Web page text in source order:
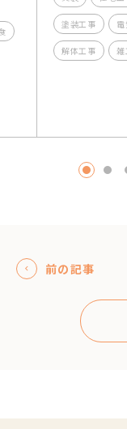
塗装工事
解体工事 雑
前の記事